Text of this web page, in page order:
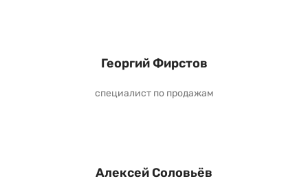
Георгий Фирстов
специалист по продажам
Алексей Соловьёв